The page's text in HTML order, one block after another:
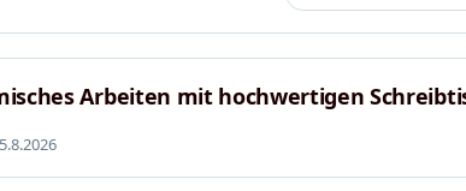
Arbeiten mit hochwertigen